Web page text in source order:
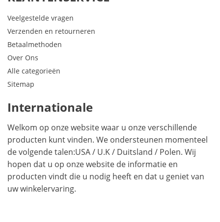
Veelgestelde vragen
Verzenden en retourneren
Betaalmethoden
Over Ons
Alle categorieën
Sitemap
Internationale
Welkom op onze website waar u onze verschillende
producten kunt vinden. We ondersteunen momenteel
de volgende talen:USA/ U.K/ Duitsland / Polen. Wij
hopen dat u op onze website de informatie en
producten vindt die u nodig heeft en dat u geniet van
uw winkelervaring.